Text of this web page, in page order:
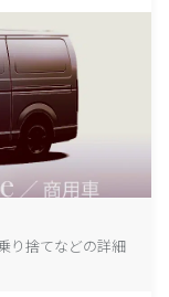
り捨てなどの詳細